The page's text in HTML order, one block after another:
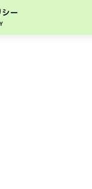
シー